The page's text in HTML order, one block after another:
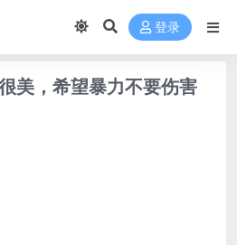
登录
美，希望暴力不要伤害